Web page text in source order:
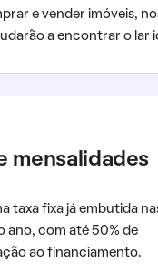
e vender imóveis,
a encontrar o lar
mensalidades
taxa fixa já embutida
ano, com até 50% de
ao financiamento.